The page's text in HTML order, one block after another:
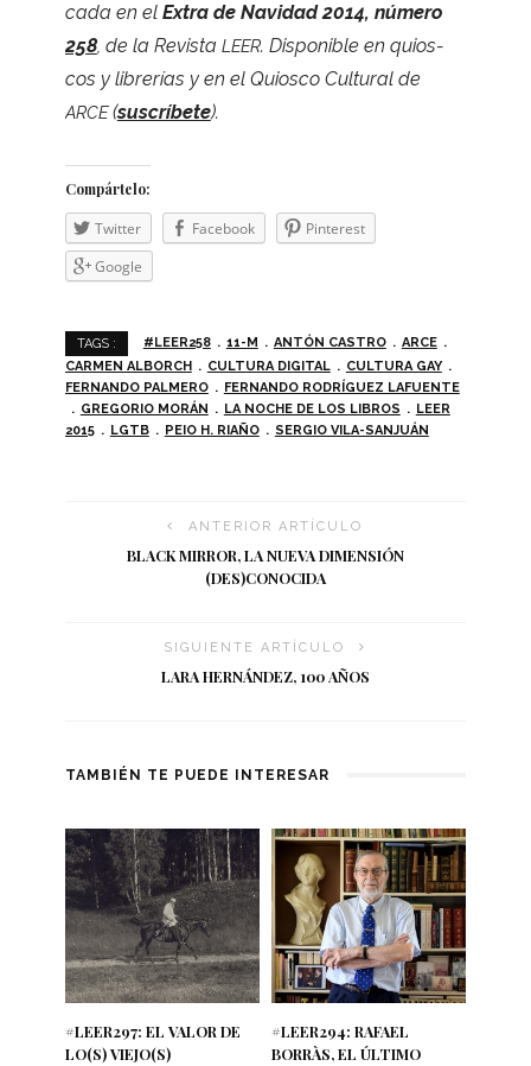
cada en el Extra de Navi­dad 2014, número
258, de la Revista LEER. Dis­po­ni­ble en quios­
cos y libre­rías y en el Quiosco Cul­tu­ral de
ARCE(sus­crí­bete).
Com­pár­telo:
Twit­ter Face­book
Pin­te­rest
Goo­gle
TAGS : #LEER258 11-M ANTÓN CASTRO
ARCE
CARMEN ALBORCH
CULTURA DIGITAL
CULTURA GAY
FERNANDO PALMERO
FERNANDO RODRÍGUEZ LAFUENTE
GREGORIO MORÁN
LA NOCHE DE LOS LIBROS
LEER
2015
LGTB PEIO H. RIAÑO SERGIO VILA-SANJUÁN
ANTERIOR ARTÍCULO
BLACK MIRROR, LA NUEVA DIMENSIÓN
(DES)CONOCIDA
SIGUIENTE ARTÍCULO
LARA HERNÁNDEZ, 100 AÑOS
TAMBIÉN TE PUEDE INTERESAR
#LEER297: EL VALOR DE
LO(S) VIEJO(S)
#LEER294: RAFAEL
BORRÀS, EL ÚLTIMO